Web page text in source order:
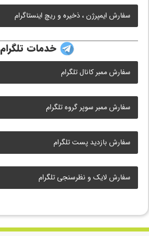
سفارش ایمپرژن ، ذخیره و ریچ اینستاگرام
خدمات تلگرام
سفارش ممبر کانال تلگرام
سفارش ممبر سوپر گروه تلگرام
سفارش بازدید پست تلگرام
سفارش لایک و نظرسنجی تلگرام